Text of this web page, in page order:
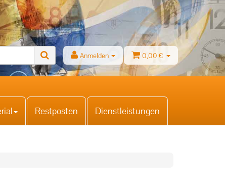
Anmelden 0,00 €
Restposten Dienstleistungen